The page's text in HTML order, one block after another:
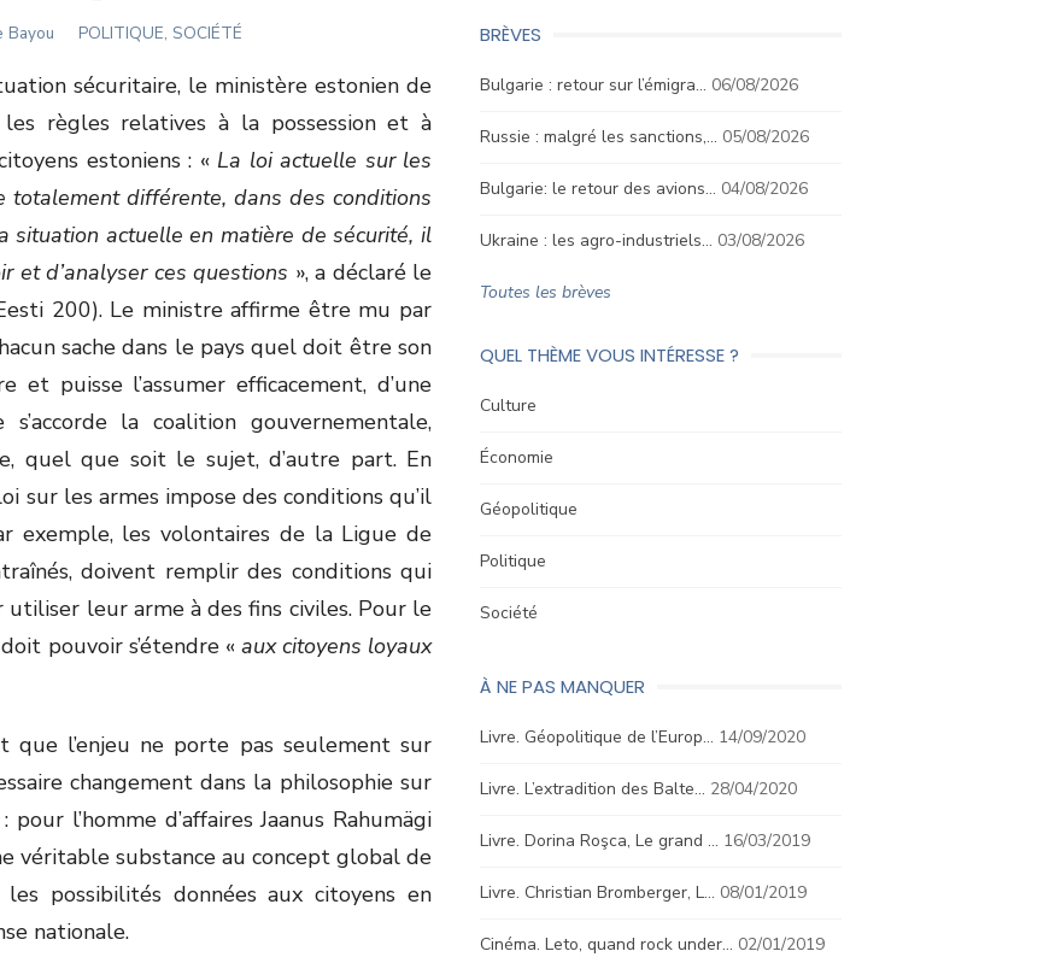
Bayou POLITIQUE, SOCIÉTÉ
sécuritaire, le ministère estonien de
règles relatives à la possession et à
estoniens : « La loi actuelle sur les
différente, dans des conditions
situation actuelle en matière de sécurité, il
et d’analyser ces questions », a déclaré le
200). Le ministre affirme être mu par
sache dans le pays quel doit être son
puisse l’assumer efficacement, d’une
la coalition gouvernementale,
quel que soit le sujet, d’autre part. En
sur les armes impose des conditions qu’il
exemple, les volontaires de la Ligue de
doivent remplir des conditions qui
leur arme à des fins civiles. Pour le
pouvoir s’étendre « aux citoyens loyaux
que l’enjeu ne porte pas seulement sur
changement dans la philosophie sur
l’homme d’affaires Jaanus Rahumägi
véritable substance au concept global de
possibilités données aux citoyens en
nationale.
BRÈVES
Bulgarie : retour sur l’émigra… 06/08/2026
Russie : malgré les sanctions,… 05/08/2026
Bulgarie: le retour des avions… 04/08/2026
Ukraine : les agro-industriels… 03/08/2026
Toutes les brèves
QUEL THÈME VOUS INTÉRESSE ?
Culture
Économie
Géopolitique
Politique
Société
À NE PAS MANQUER
Livre. Géopolitique de l’Europ… 14/09/2020
Livre. L’extradition des Balte… 28/04/2020
Livre. Dorina Roşca, Le grand … 16/03/2019
Livre. Christian Bromberger, L… 08/01/2019
Cinéma. Leto, quand rock under… 02/01/2019